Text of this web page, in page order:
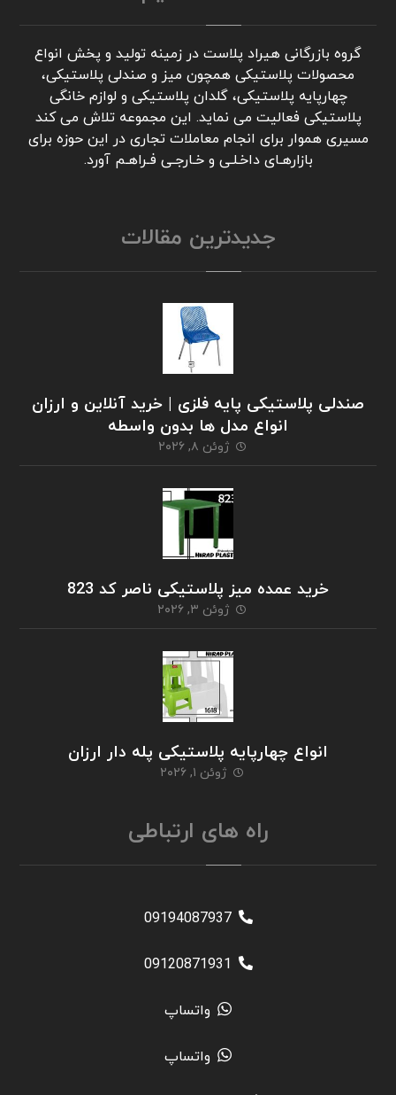
گروه بازرگانی هیراد پلاست در زمینه تولید و پخش انواع
محصولات پلاستیکی همچون میز و صندلی پلاستیکی،
چهارپایه پلاستیکی، گلدان پلاستیکی و لوازم خانگی
پلاستیکی فعالیت می نماید. این مجموعه تلاش می کند
مسیری هموار برای انجام معاملات تجاری در این حوزه برای
بازارهـای داخـلـی و خـارجـی فـراهـم آورد.
جدیدترین مقالات
صندلی پلاستیکی پایه فلزی | خرید آنلاین و ارزان
انواع مدل ها بدون واسطه
ژوئن ۸, ۲۰۲۶
خرید عمده میز پلاستیکی ناصر کد 823
ژوئن ۳, ۲۰۲۶
انواع چهارپایه پلاستیکی پله دار ارزان
ژوئن ۱, ۲۰۲۶
راه های ارتباطی
09194087937
09120871931
واتساپ
واتساپ